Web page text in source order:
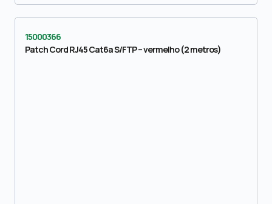
15000366
Patch Cord RJ45 Cat6a S/FTP – vermelho (2 metros)